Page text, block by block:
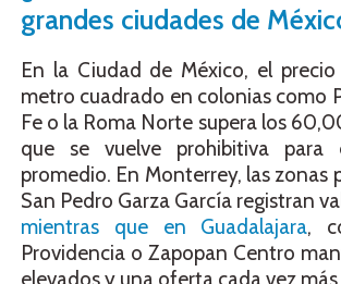
grandes ciudades de
En la Ciudad de México, el
metro cuadrado en colonias como
Fe o la Roma Norte supera los
que se vuelve prohibitiva para
promedio. En Monterrey, las zonas
San Pedro Garza García registran
mientras que en Guadalajara,
Providencia o Zapopan Centro